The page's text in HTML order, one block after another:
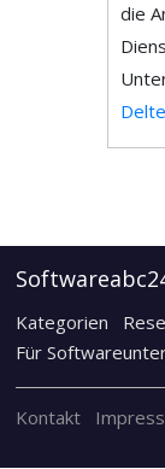
die
Kategorien
Für
Kontakt